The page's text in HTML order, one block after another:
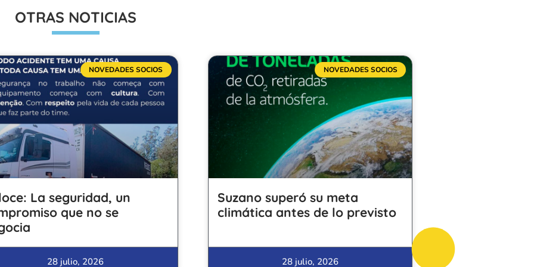
OTRAS NOTICIAS
NOVEDADES SOCIOS
La seguridad, un
que no se
28 julio, 2026
NOVEDADES SOCIOS
Suzano superó su meta
climática antes de lo previsto
28 julio, 2026